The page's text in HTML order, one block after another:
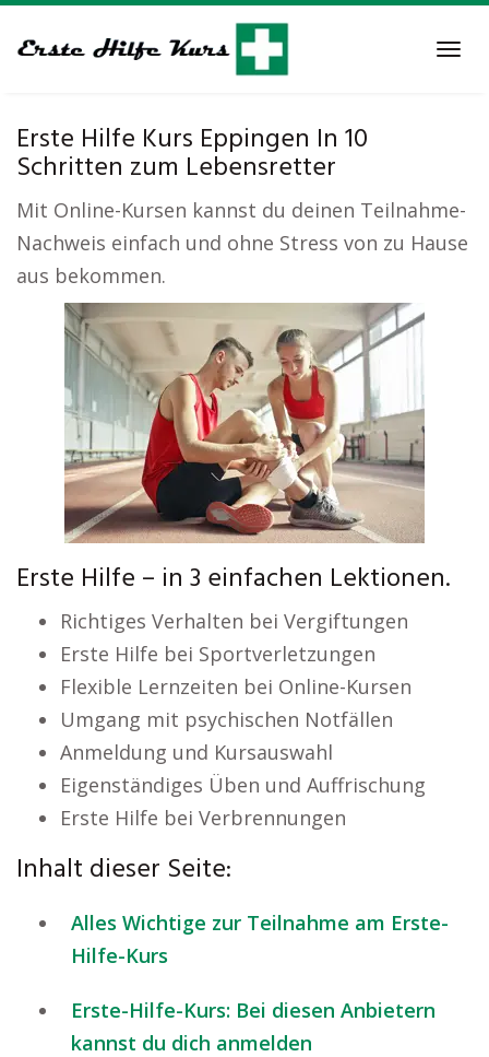
to
Erste Hilfe Kurs Eppingen In 10
Schritten zum Lebensretter
Mit Online-Kursen kannst du deinen Teilnahme-
Nachweis einfach und ohne Stress von zu Hause
aus bekommen.
Erste Hilfe – in 3 einfachen Lektionen.
Richtiges Verhalten bei Vergiftungen
Erste Hilfe bei Sportverletzungen
Flexible Lernzeiten bei Online-Kursen
Umgang mit psychischen Notfällen
Anmeldung und Kursauswahl
Eigenständiges Üben und Auffrischung
Erste Hilfe bei Verbrennungen
Inhalt dieser Seite:
Alles Wichtige zur Teilnahme am Erste-
Hilfe-Kurs
Erste-Hilfe-Kurs: Bei diesen Anbietern
kannst du dich anmelden